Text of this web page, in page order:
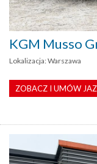
KGM Musso
Lokalizacja: Warszawa
ZOBACZ I UMÓW